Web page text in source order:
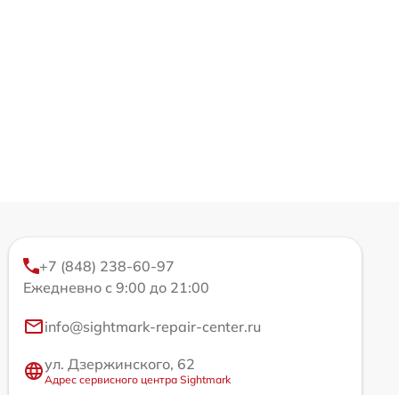
+7 (848) 238-60-97
Ежедневно с 9:00 до 21:00
info@sightmark-repair-center.ru
ул. Дзержинского, 62
Адрес сервисного центра Sightmark